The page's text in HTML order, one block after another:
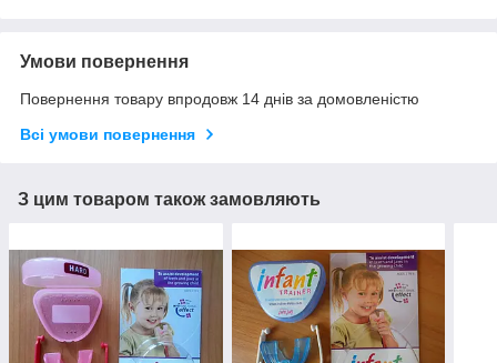
Умови повернення
Повернення товару впродовж 14 днів за домовленістю
Всі умови повернення
З цим товаром також замовляють